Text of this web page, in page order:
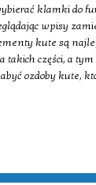
klamki do
wpisy
kute są
takich części, a
ozdoby kute,